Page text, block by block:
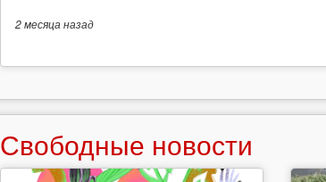
2 месяца назад
Свободные новости